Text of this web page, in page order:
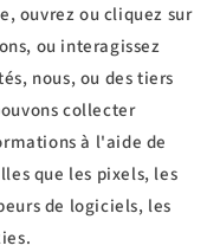
ouvrez ou cliquez sur
ou interagissez
nous, ou des tiers
collecter
à l'aide de
que les pixels, les
de logiciels, les